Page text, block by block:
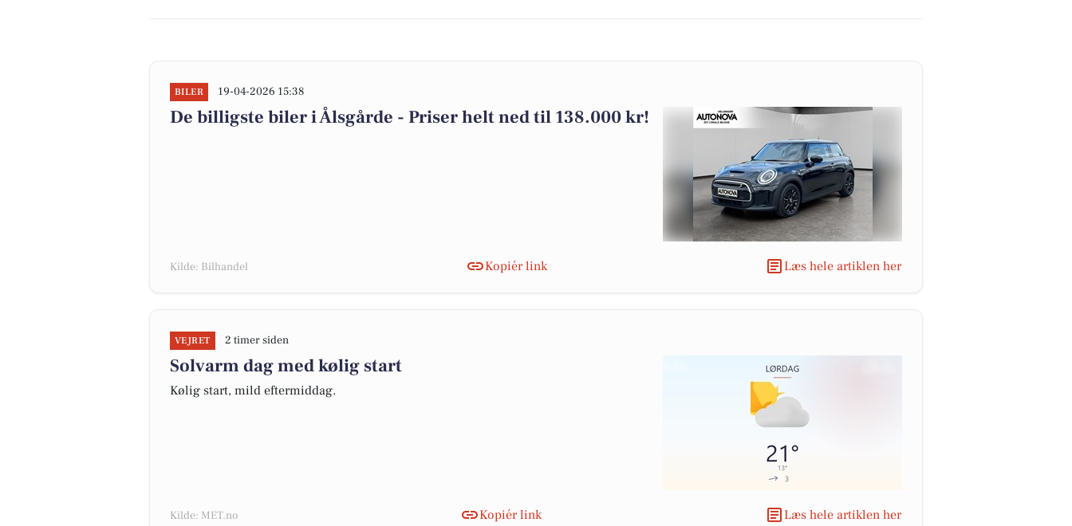
BILER 19-04-2026 15:38
De billigste biler i Ålsgårde - Priser helt ned til 138.000 kr!
Kilde: Bilhandel Kopiér link Læs hele artiklen her
VEJRET 2 timer siden
Solvarm dag med kølig start
Kølig start, mild eftermiddag.
Kilde: MET.no Kopiér link Læs hele artiklen her